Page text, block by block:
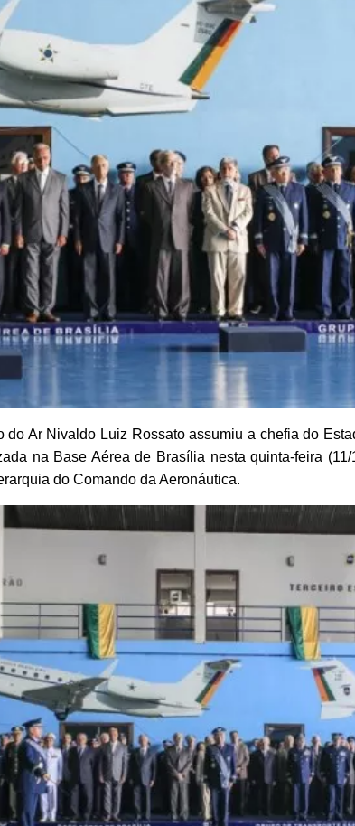
do Ar Nivaldo Luiz Rossato assumiu a chefia do
na Base Aérea de Brasília nesta quinta-feira
do Comando da Aeronáutica.